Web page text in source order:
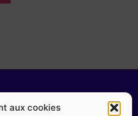
aux cookies
LÉGALES